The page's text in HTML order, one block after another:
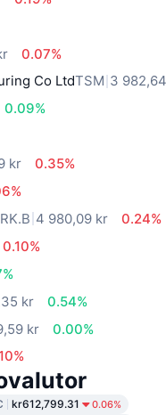
0.07%
Co LtdTSM 3
0.09%
kr
0.35%
4 980,09 kr
0.24%
0.10%
kr
0.54%
kr
0.00%
kr612,799.31 0.06%